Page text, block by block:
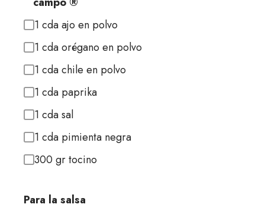
1 cda ajo en polvo
1 cda orégano en polvo
1 cda chile en polvo
1 cda paprika
1 cda sal
1 cda pimienta negra
300 gr tocino
Para la salsa